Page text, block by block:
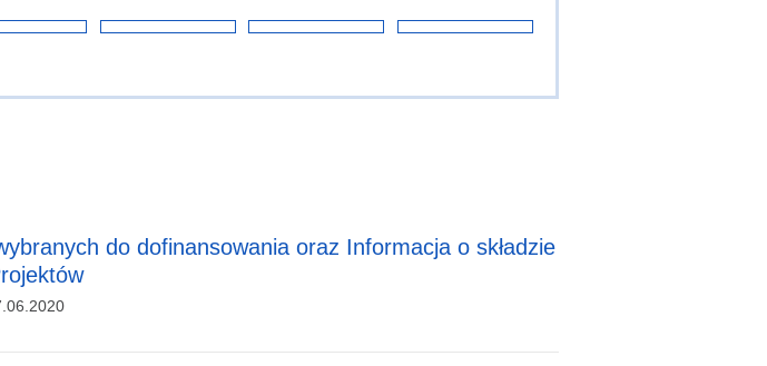
do dofinansowania oraz Informacja o składzie